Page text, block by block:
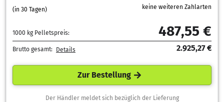
(in 30 Tagen)
keine weiteren Zahlarten
1000 kg Pelletspreis: 487,55 €
Brutto gesamt: Details 2.925,27 €
Zur Bestellung
Der Händler meldet sich bezüglich der Lieferung